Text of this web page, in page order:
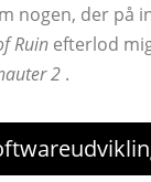
nogen, der på
Ruin efterlod
2 .